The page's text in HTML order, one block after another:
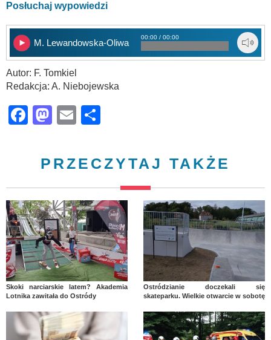
Posłuchaj wypowiedzi
M. Lewandowska-Oliwa
00:00 / 00:00
Autor: F. Tomkiel
Redakcja: A. Niebojewska
Facebook
Mastodon
Email
PRZECZYTAJ TAKŻE
Skoki narciarskie latem? Akademia
Lotnika zawitała do Ostródy
Ostródzianie doczekali się
skateparku. Wielkie otwarcie w sobotę